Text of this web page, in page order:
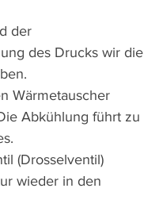
der
des Drucks wir die
Wärmetauscher
Abkühlung führt zu
(Drosselventil)
wieder in den